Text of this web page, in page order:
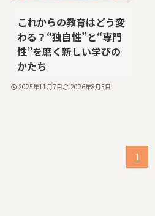
これからの教育はどう変
わる？“独自性”と“専門
性”を磨く新しい学びの
かたち
2025年11月7日 2026年8月5日
1